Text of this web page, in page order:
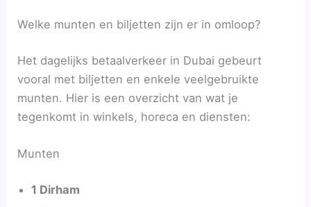
Welke munten en biljetten zijn er in omloop?
Het dagelijks betaalverkeer in Dubai gebeurt
vooral met biljetten en enkele veelgebruikte
munten. Hier is een overzicht van wat je
tegenkomt in winkels, horeca en diensten:
Munten
1 Dirham